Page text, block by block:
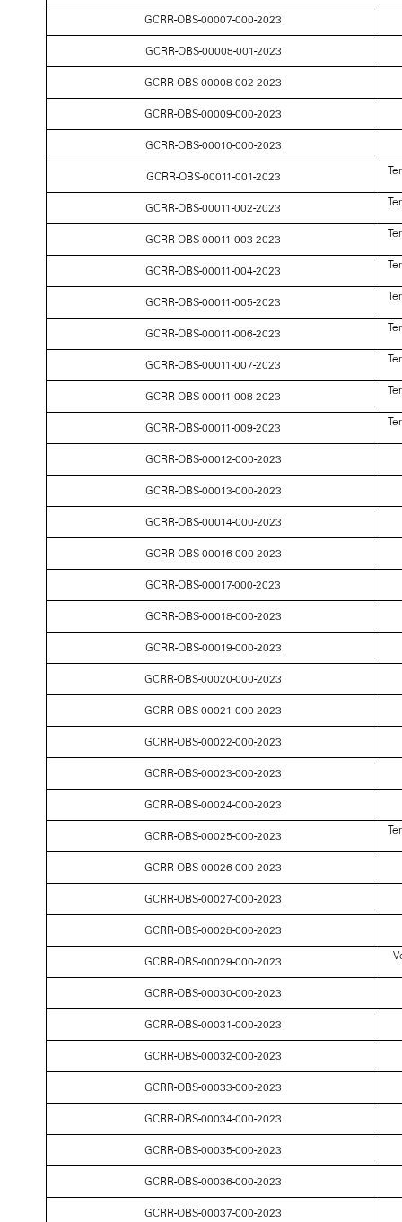
GCRR-OBS-00007-000-2023
GCRR-OBS-00008-001-2023
GCRR-OBS-00008-002-2023
GCRR-OBS-00009-000-2023
GCRR-OBS-00010-000-2023
GCRR-OBS-00011-001-2023
GCRR-OBS-00011-002-2023
GCRR-OBS-00011-003-2023
GCRR-OBS-00011-004-2023
GCRR-OBS-00011-005-2023
GCRR-OBS-00011-006-2023
GCRR-OBS-00011-007-2023
GCRR-OBS-00011-008-2023
GCRR-OBS-00011-009-2023
GCRR-OBS-00012-000-2023
GCRR-OBS-00013-000-2023
GCRR-OBS-00014-000-2023
GCRR-OBS-00016-000-2023
GCRR-OBS-00017-000-2023
GCRR-OBS-00018-000-2023
GCRR-OBS-00019-000-2023
GCRR-OBS-00020-000-2023
GCRR-OBS-00021-000-2023
GCRR-OBS-00022-000-2023
GCRR-OBS-00023-000-2023
GCRR-OBS-00024-000-2023
GCRR-OBS-00025-000-2023
GCRR-OBS-00026-000-2023
GCRR-OBS-00027-000-2023
GCRR-OBS-00028-000-2023
GCRR-OBS-00029-000-2023
GCRR-OBS-00030-000-2023
GCRR-OBS-00031-000-2023
GCRR-OBS-00032-000-2023
GCRR-OBS-00033-000-2023
GCRR-OBS-00034-000-2023
GCRR-OBS-00035-000-2023
GCRR-OBS-00036-000-2023
GCRR-OBS-00037-000-2023